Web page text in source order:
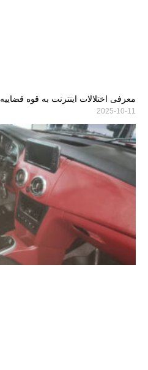
معرفی اختلالات اینترنت به قوه قضاییه
2025-10-11